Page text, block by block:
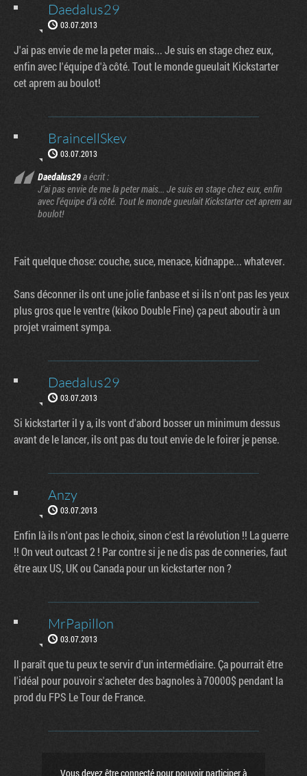
Daedalus29
03.07.2013
J'ai pas envie de me la peter mais... Je suis en stage chez eux,
enfin avec l'équipe d'à côté. Tout le monde gueulait Kickstarter
cet aprem au boulot!
BraincellSkev
03.07.2013
Daedalus29a écrit :
J'ai pas envie de me la peter mais... Je suis en stage chez eux, enfin
avec l'équipe d'à côté. Tout le monde gueulait Kickstarter cet aprem au
boulot!
Fait quelque chose: couche, suce, menace, kidnappe... whatever.
Sans déconner ils ont une jolie fanbase et si ils n'ont pas les yeux
plus gros que le ventre (kikoo Double Fine) ça peut aboutir à un
projet vraiment sympa.
Daedalus29
03.07.2013
Si kickstarter il y a, ils vont d'abord bosser un minimum dessus
avant de le lancer, ils ont pas du tout envie de le foirer je pense.
Anzy
03.07.2013
Enfin là ils n'ont pas le choix, sinon c'est la révolution !! La guerre
!! On veut outcast 2 ! Par contre si je ne dis pas de conneries, faut
être aux US, UK ou Canada pour un kickstarter non ?
MrPapillon
03.07.2013
Il paraît que tu peux te servir d'un intermédiaire. Ça pourrait être
l'idéal pour pouvoir s'acheter des bagnoles à 70000$ pendant la
prod du FPS Le Tour de France.
Vous devez être connecté pour pouvoir participer à